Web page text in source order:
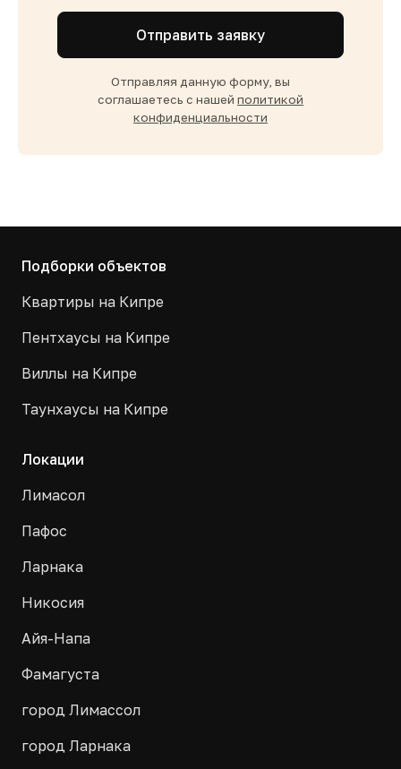
Отправить заявку
Отправляя данную форму, вы
соглашаетесь с нашей политикой
конфиденциальности
Подборки объектов
Квартиры на Кипре
Пентхаусы на Кипре
Виллы на Кипре
Таунхаусы на Кипре
Локации
Лимасол
Пафос
Ларнака
Никосия
Айя-Напа
Фамагуста
город Лимассол
город Ларнака